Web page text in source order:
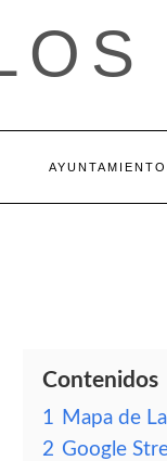
Contenidos
1 Mapa de
2 Google